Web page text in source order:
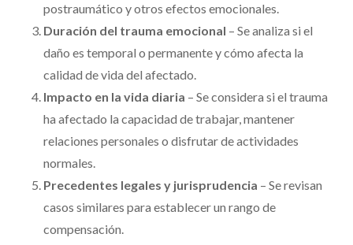
postraumático y otros efectos emocionales.
Duración del trauma emocional – Se analiza si el
daño es temporal o permanente y cómo afecta la
calidad de vida del afectado.
Impacto en la vida diaria – Se considera si el trauma
ha afectado la capacidad de trabajar, mantener
relaciones personales o disfrutar de actividades
normales.
Precedentes legales y jurisprudencia – Se revisan
casos similares para establecer un rango de
compensación.